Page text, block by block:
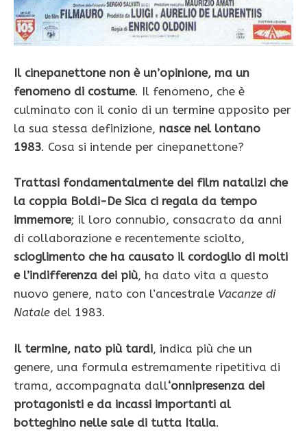
Il cinepanettone non è un’opinione, ma un
fenomeno di costume. Il fenomeno, che è
culminato con il conio di un termine apposito per
la sua stessa definizione, nasce nel lontano
1983. Cosa si intende per cinepanettone?
Trattasi fondamentalmente dei film natalizi che
la coppia Boldi-De Sica ci regala da tempo
immemore; il loro connubio, consacrato da anni
di collaborazione e recentemente sciolto,
scioglimento che ha causato il cordoglio di molti
e l’indifferenza dei più, ha dato vita a questo
nuovo genere, nato con l’ancestrale Vacanze di
Natale del 1983.
Il termine, nato più tardi, indica più che un
genere, una formula estremamente ripetitiva di
trama, accompagnata dall‘onnipresenza dei
protagonisti e da incassi importanti al
botteghino nelle sale di tutta Italia.